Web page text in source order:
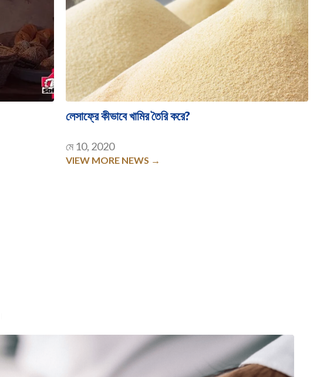
লেসাফ্রে কীভাবে খামির তৈরি করে?
মে 10, 2020
VIEW MORE NEWS →